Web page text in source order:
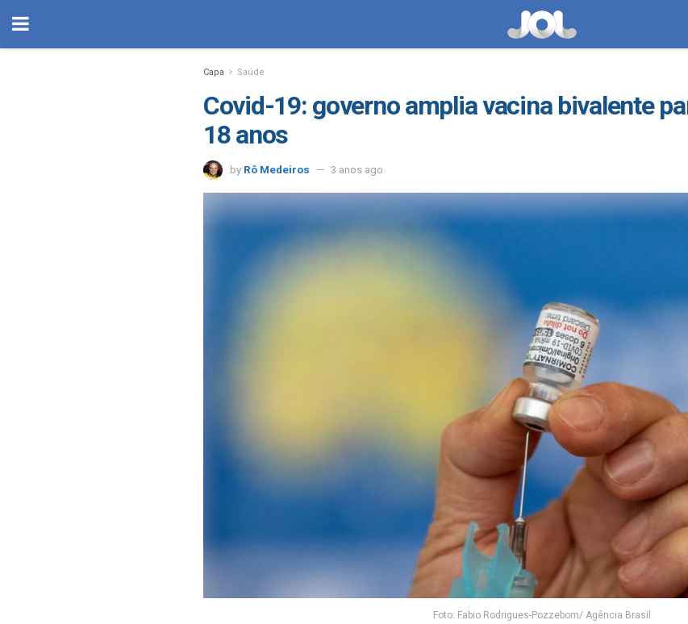
Capa Saúde
Covid-19: governo amplia vacina bivalente
18 anos
by Rô Medeiros 3 anos ago
Foto: Fabio Rodrigues-Pozzebom/ Agência Brasil